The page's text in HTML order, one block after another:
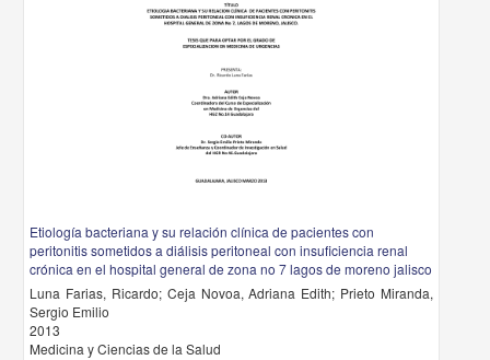
Etiología bacteriana y su relación clínica de pacientes con
peritonitis sometidos a diálisis peritoneal con insuficiencia renal
crónica en el hospital general de zona no 7 lagos de moreno jalisco
Luna Farias, Ricardo; Ceja Novoa, Adriana Edith; Prieto Miranda,
Sergio Emilio
2013
Medicina y Ciencias de la Salud